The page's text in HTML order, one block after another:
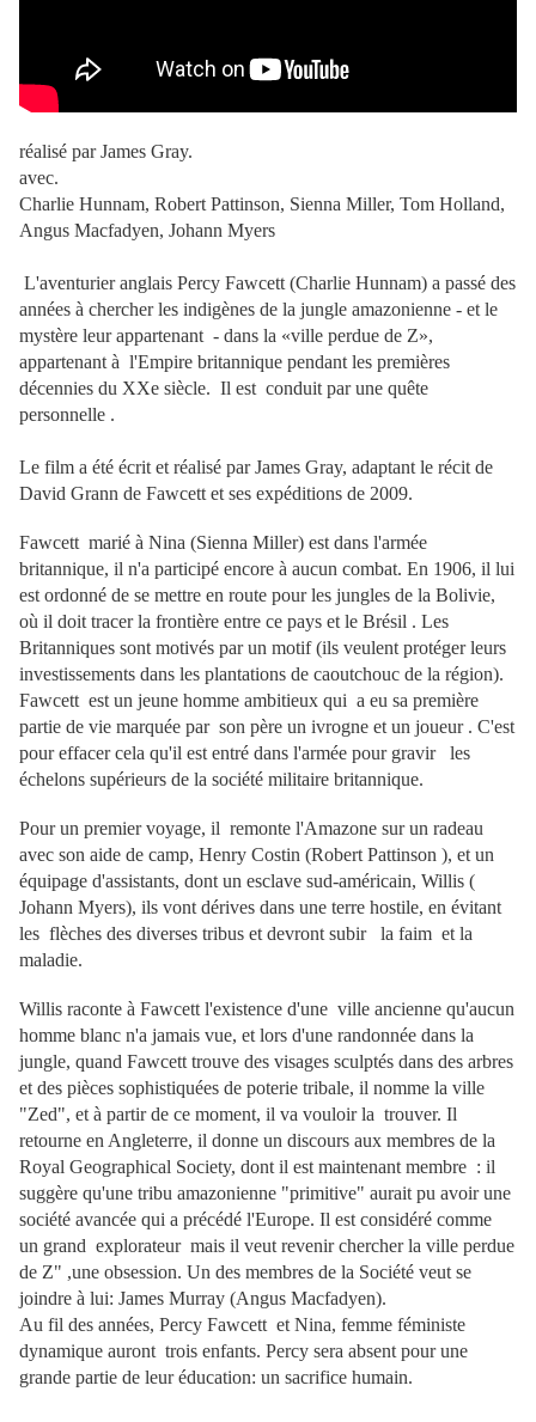
réalisé par James Gray.
avec.
Charlie Hunnam, Robert Pattinson, Sienna Miller, Tom Holland,
Angus Macfadyen, Johann Myers
L'aventurier anglais Percy Fawcett (Charlie Hunnam) a passé des
années à chercher les indigènes de la jungle amazonienne - et le
mystère leur appartenant - dans la «ville perdue de Z»,
appartenant à l'Empire britannique pendant les premières
décennies du XXe siècle. Il est conduit par une quête
personnelle .
Le film a été écrit et réalisé par James Gray, adaptant le récit de
David Grann de Fawcett et ses expéditions de 2009.
Fawcett marié à Nina (Sienna Miller) est dans l'armée
britannique, il n'a participé encore à aucun combat. En 1906, il lui
est ordonné de se mettre en route pour les jungles de la Bolivie,
où il doit tracer la frontière entre ce pays et le Brésil . Les
Britanniques sont motivés par un motif (ils veulent protéger leurs
investissements dans les plantations de caoutchouc de la région).
Fawcett est un jeune homme ambitieux qui a eu sa première
partie de vie marquée par son père un ivrogne et un joueur . C'est
pour effacer cela qu'il est entré dans l'armée pour gravir les
échelons supérieurs de la société militaire britannique.
Pour un premier voyage, il remonte l'Amazone sur un radeau
avec son aide de camp, Henry Costin (Robert Pattinson ), et un
équipage d'assistants, dont un esclave sud-américain, Willis (
Johann Myers), ils vont dérives dans une terre hostile, en évitant
les flèches des diverses tribus et devront subir la faim et la
maladie.
Willis raconte à Fawcett l'existence d'une ville ancienne qu'aucun
homme blanc n'a jamais vue, et lors d'une randonnée dans la
jungle, quand Fawcett trouve des visages sculptés dans des arbres
et des pièces sophistiquées de poterie tribale, il nomme la ville
"Zed", et à partir de ce moment, il va vouloir la trouver. Il
retourne en Angleterre, il donne un discours aux membres de la
Royal Geographical Society, dont il est maintenant membre : il
suggère qu'une tribu amazonienne "primitive" aurait pu avoir une
société avancée qui a précédé l'Europe. Il est considéré comme
un grand explorateur mais il veut revenir chercher la ville perdue
de Z" ,une obsession. Un des membres de la Société veut se
joindre à lui: James Murray (Angus Macfadyen).
Au fil des années, Percy Fawcett et Nina, femme féministe
dynamique auront trois enfants. Percy sera absent pour une
grande partie de leur éducation: un sacrifice humain.